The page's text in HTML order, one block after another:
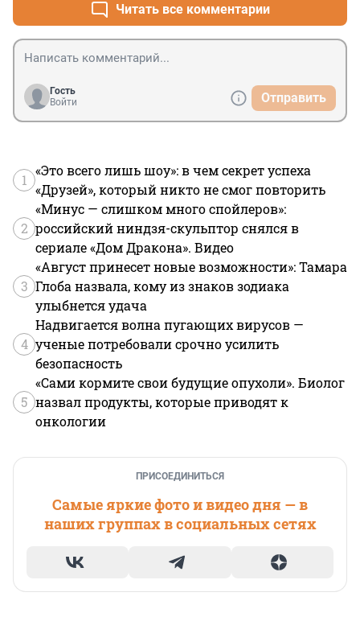
Читать все комментарии
Гость
Войти
Отправить
1
«Это всего лишь шоу»: в чем секрет успеха
«Друзей», который никто не смог повторить
2
«Минус — слишком много спойлеров»:
российский ниндзя-скульптор снялся в
сериале «Дом Дракона». Видео
3
«Август принесет новые возможности»: Тамара
Глоба назвала, кому из знаков зодиака
улыбнется удача
4
Надвигается волна пугающих вирусов —
ученые потребовали срочно усилить
безопасность
5
«Сами кормите свои будущие опухоли». Биолог
назвал продукты, которые приводят к
онкологии
ПРИСОЕДИНИТЬСЯ
Самые яркие фото и видео дня — в
наших группах в социальных сетях